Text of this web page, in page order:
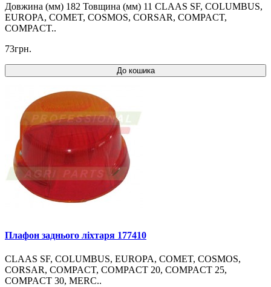
Довжина (мм) 182 Товщина (мм) 11 CLAAS SF, COLUMBUS,
EUROPA, COMET, COSMOS, CORSAR, COMPACT,
COMPACT..
73грн.
До кошика
Плафон заднього ліхтаря 177410
CLAAS SF, COLUMBUS, EUROPA, COMET, COSMOS,
CORSAR, COMPACT, COMPACT 20, COMPACT 25,
COMPACT 30, MERC..